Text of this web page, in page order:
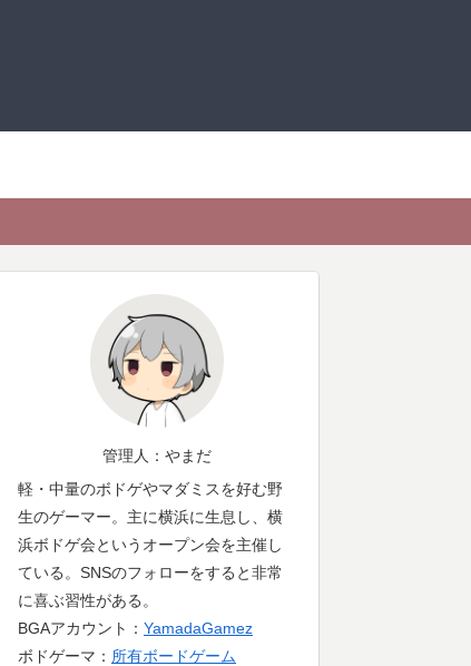
管理人：やまだ
軽・中量のボドゲやマダミスを好む野
生のゲーマー。主に横浜に生息し、横
浜ボドゲ会というオープン会を主催し
ている。SNSのフォローをすると非常
に喜ぶ習性がある。
BGAアカウント： YamadaGamez
ボドゲーマ： 所有ボードゲーム